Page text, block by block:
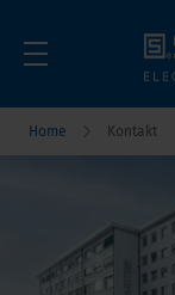
Home Kontakt